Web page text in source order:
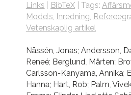
Links BibTeX| Tags:
Models, Inredning,
Vetenskaplig artikel
Nässén, Jonas; Andersson,
Reneé; Berglund, Mårten;
Carlsson-Kanyama, Annika;
Hanna; Hart, Rob; Palm,